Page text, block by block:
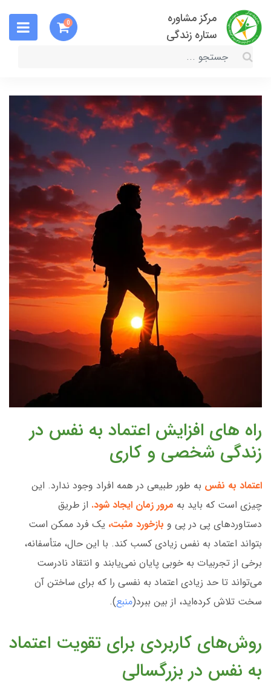
مرکز مشاوره
ستاره زندگی
0
راه های افزایش اعتماد به نفس در
زندگی شخصی و کاری
اعتماد به نفس به طور طبیعی در همه افراد وجود ندارد. این
چیزی است که باید به مرور زمان ایجاد شود. از طریق
دستاوردهای پی در پی و بازخورد مثبت، یک فرد ممکن است
بتواند اعتماد به نفس زیادی کسب کند. با این حال، متأسفانه،
برخی از تجربیات به خوبی پایان نمی‌یابند و انتقاد نادرست
می‌تواند تا حد زیادی اعتماد به نفسی را که برای ساختن آن
سخت تلاش کرده‌اید، از بین ببرد(منبع).
روش‌های کاربردی برای تقویت اعتماد
به نفس در بزرگسالی